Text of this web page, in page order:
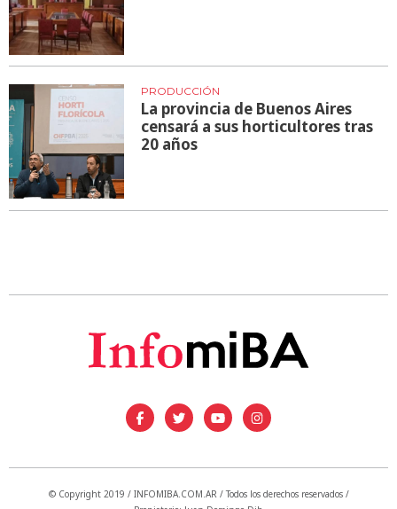
PRODUCCIÓN
La provincia de Buenos Aires
censará a sus horticultores tras
20 años
© Copyright 2019 / INFOMIBA.COM.AR / Todos los derechos reservados /